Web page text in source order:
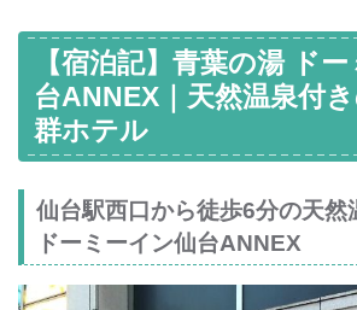
【宿泊記】青葉の湯 ド
台ANNEX｜天然温泉付
群ホテル
仙台駅西口から徒歩6分の天然
ドーミーイン仙台ANNEX